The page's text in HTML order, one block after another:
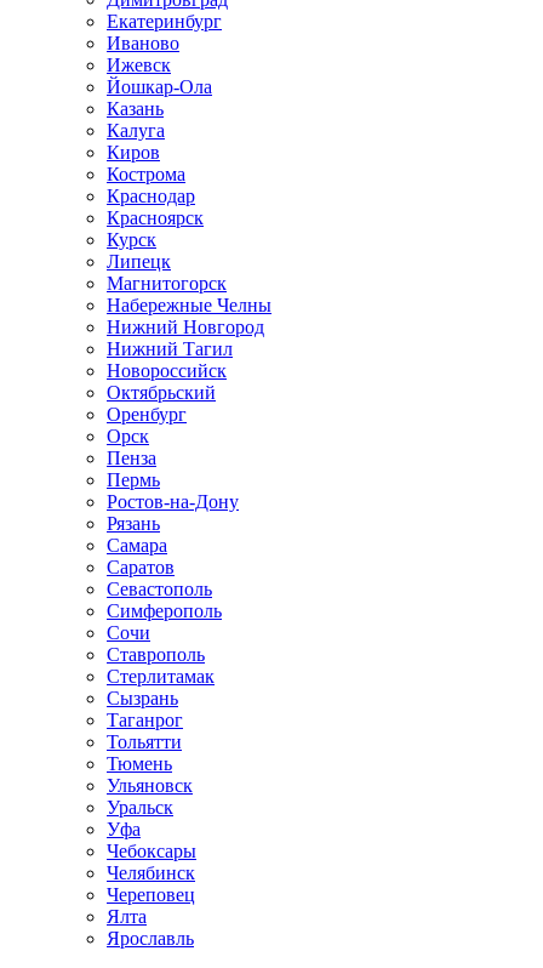
Екатеринбург
Иваново
Ижевск
Йошкар-Ола
Казань
Калуга
Киров
Кострома
Краснодар
Красноярск
Курск
Липецк
Магнитогорск
Набережные Челны
Нижний Новгород
Нижний Тагил
Новороссийск
Октябрьский
Оренбург
Орск
Пенза
Пермь
Ростов-на-Дону
Рязань
Самара
Саратов
Севастополь
Симферополь
Сочи
Ставрополь
Стерлитамак
Сызрань
Таганрог
Тольятти
Тюмень
Ульяновск
Уральск
Уфа
Чебоксары
Челябинск
Череповец
Ялта
Ярославль